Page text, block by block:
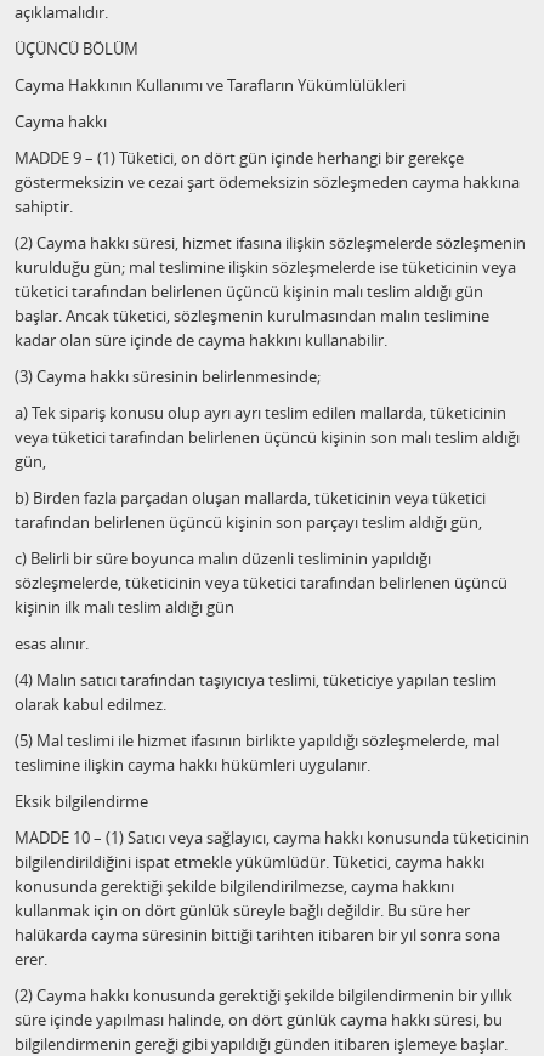
açıklamalıdır.
ÜÇÜNCÜ BÖLÜM
Cayma Hakkının Kullanımı ve Tarafların Yükümlülükleri
Cayma hakkı
MADDE 9 – (1) Tüketici, on dört gün içinde herhangi bir gerekçe
göstermeksizin ve cezai şart ödemeksizin sözleşmeden cayma hakkına
sahiptir.
(2) Cayma hakkı süresi, hizmet ifasına ilişkin sözleşmelerde sözleşmenin
kurulduğu gün; mal teslimine ilişkin sözleşmelerde ise tüketicinin veya
tüketici tarafından belirlenen üçüncü kişinin malı teslim aldığı gün
başlar. Ancak tüketici, sözleşmenin kurulmasından malın teslimine
kadar olan süre içinde de cayma hakkını kullanabilir.
(3) Cayma hakkı süresinin belirlenmesinde;
a) Tek sipariş konusu olup ayrı ayrı teslim edilen mallarda, tüketicinin
veya tüketici tarafından belirlenen üçüncü kişinin son malı teslim aldığı
gün,
b) Birden fazla parçadan oluşan mallarda, tüketicinin veya tüketici
tarafından belirlenen üçüncü kişinin son parçayı teslim aldığı gün,
c) Belirli bir süre boyunca malın düzenli tesliminin yapıldığı
sözleşmelerde, tüketicinin veya tüketici tarafından belirlenen üçüncü
kişinin ilk malı teslim aldığı gün
esas alınır.
(4) Malın satıcı tarafından taşıyıcıya teslimi, tüketiciye yapılan teslim
olarak kabul edilmez.
(5) Mal teslimi ile hizmet ifasının birlikte yapıldığı sözleşmelerde, mal
teslimine ilişkin cayma hakkı hükümleri uygulanır.
Eksik bilgilendirme
MADDE 10 – (1) Satıcı veya sağlayıcı, cayma hakkı konusunda tüketicinin
bilgilendirildiğini ispat etmekle yükümlüdür. Tüketici, cayma hakkı
konusunda gerektiği şekilde bilgilendirilmezse, cayma hakkını
kullanmak için on dört günlük süreyle bağlı değildir. Bu süre her
halükarda cayma süresinin bittiği tarihten itibaren bir yıl sonra sona
erer.
(2) Cayma hakkı konusunda gerektiği şekilde bilgilendirmenin bir yıllık
süre içinde yapılması halinde, on dört günlük cayma hakkı süresi, bu
bilgilendirmenin gereği gibi yapıldığı günden itibaren işlemeye başlar.